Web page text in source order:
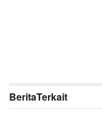
BeritaTerkait